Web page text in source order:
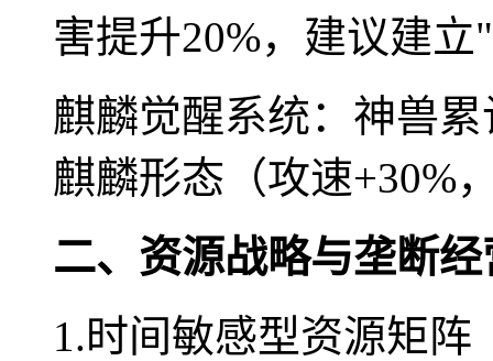
害提升20%，建议建
麒麟觉醒系统：神兽
麒麟形态（攻速+30%
二、资源战略与垄断经
1.时间敏感型资源矩阵